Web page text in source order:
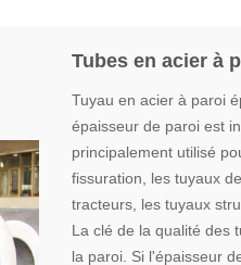
Tubes en acier à
Tuyau en acier à paroi
épaisseur de paroi est
principalement utilisé
fissuration, les tuyaux
tracteurs, les tuyaux
La clé de la qualité des
la paroi. Si l'épaisseur